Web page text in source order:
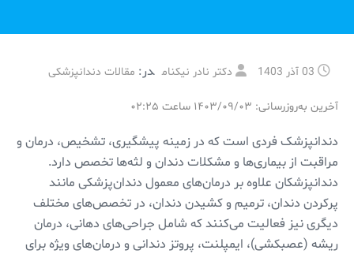
03 آذر 1403 دکتر نادر نیکنام در: مقالات دندانپزشکی
آخرین به‌روزرسانی: ۱۴۰۳/۰۹/۰۳ ساعت ۰۲:۲۵
دندانپزشک فردی است که در زمینه پیشگیری، تشخیص، درمان و
مراقبت از بیماری‌ها و مشکلات دندان و لثه‌ها تخصص دارد.
دندانپزشکان علاوه بر درمان‌های معمول دندان‌پزشکی مانند
پرکردن دندان، ترمیم و کشیدن دندان، در تخصص‌های مختلف
دیگری نیز فعالیت می‌کنند که شامل جراحی‌های دهانی، درمان
ریشه (عصبکشی)، ایمپلنت، پروتز دندانی و درمان‌های ویژه برای